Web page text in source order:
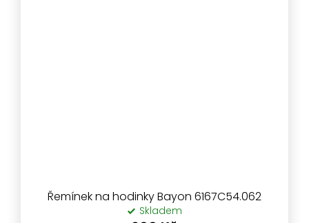
Řemínek na hodinky Bayon 6167C54.062
Skladem